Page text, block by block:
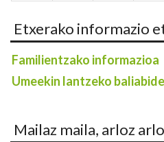
Etxerako informazio
Familientzako informazioa
Umeekin lantzeko
Mailaz maila, arloz